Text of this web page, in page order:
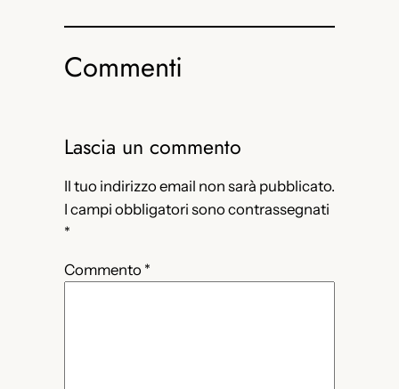
Commenti
Lascia un commento
Il tuo indirizzo email non sarà pubblicato.
I campi obbligatori sono contrassegnati
*
Commento *